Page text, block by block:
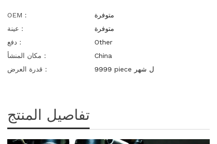
OEM：
متوفرة
عينة：
متوفرة
دفع：
Other
مكان المنشأ：
China
قدرة العرض：
9999 piece ل شهر
تفاصيل المنتج